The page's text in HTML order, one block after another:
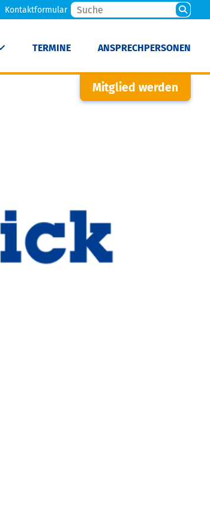
Kontaktformular
TERMINE ANSPRECHPERSONEN
Mitglied werden